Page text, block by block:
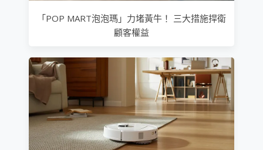
「POP MART泡泡瑪」力堵黃牛！ 三大措施捍衛
顧客權益